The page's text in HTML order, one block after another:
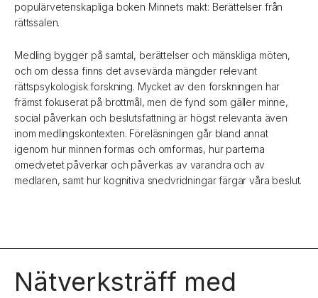
populärvetenskapliga boken Minnets makt: Berättelser från
rättssalen.
Medling bygger på samtal, berättelser och mänskliga möten,
och om dessa finns det avsevärda mängder relevant
rättspsykologisk forskning. Mycket av den forskningen har
främst fokuserat på brottmål, men de fynd som gäller minne,
social påverkan och beslutsfattning är högst relevanta även
inom medlingskontexten. Föreläsningen går bland annat
igenom hur minnen formas och omformas, hur parterna
omedvetet påverkar och påverkas av varandra och av
medlaren, samt hur kognitiva snedvridningar färgar våra beslut.
Nätverksträff med